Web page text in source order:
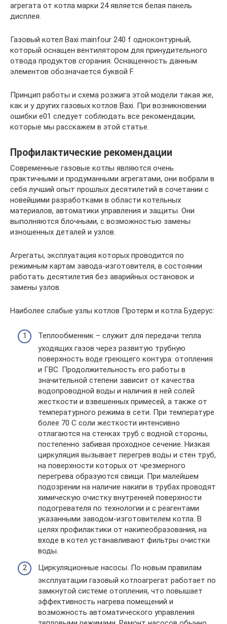
агрегата от котла марки 24 является белая панель
дисплея.
Газовый котел Baxi mainfour 240 f одноконтурный,
который оснащен вентилятором для принудительного
отвода продуктов сгорания. Оснащенность данным
элементов обозначается буквой F.
Принцип работы и схема розжига этой модели такая же,
как и у других газовых котлов Baxi. При возникновении
ошибки e01 следует соблюдать все рекомендации,
которые мы расскажем в этой статье.
Профилактические рекомендации
Современные газовые котлы являются очень
практичными и продуманными агрегатами, они вобрали в
себя лучший опыт прошлых десятилетий в сочетании с
новейшими разработками в области котельных
материалов, автоматики управления и защиты. Они
выполняются блочными, с возможностью замены
изношенных деталей и узлов.
Агрегаты, эксплуатация которых проводится по
режимным картам завода-изготовителя, в состоянии
работать десятилетия без аварийных остановок и
замены узлов.
Наиболее слабые узлы котлов Протерм и котла Будерус:
Теплообменник – служит для передачи тепла
уходящих газов через развитую трубную
поверхность воде греющего контура: отопления
и ГВС. Продолжительность его работы в
значительной степени зависит от качества
водопроводной воды и наличия в ней солей
жесткости и взвешенных примесей, а также от
температурного режима в сети. При температуре
более 70 С соли жесткости интенсивно
отлагаются на стенках труб с водной стороны,
постепенно забивая проходное сечение. Низкая
циркуляция вызывает перегрев воды и стен труб,
на поверхности которых от чрезмерного
перегрева образуются свищи. При малейшем
подозрении на наличие накипи в трубах проводят
химическую очистку внутренней поверхности
подогревателя по технологии и с реагентами
указанными заводом-изготовителем котла. В
целях профилактики от накипеобразования, на
входе в котел устанавливают фильтры очистки
воды.
Циркуляционные насосы. По новым правилам
эксплуатации газовый котлоагрегат работает по
замкнутой системе отопления, что повышает
эффективность нагрева помещений и
возможность автоматического управления